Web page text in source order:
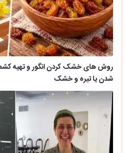
روش های خشک کردن انگور و تهیه
شدن یا تیره و خشک